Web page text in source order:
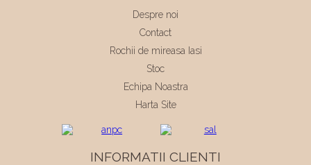
Despre noi
Contact
Rochii de mireasa Iasi
Stoc
Echipa Noastra
Harta Site
INFORMATII CLIENTI